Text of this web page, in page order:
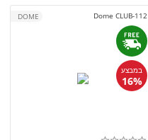
Dome CLUB-112
במבצע
16%
DOME